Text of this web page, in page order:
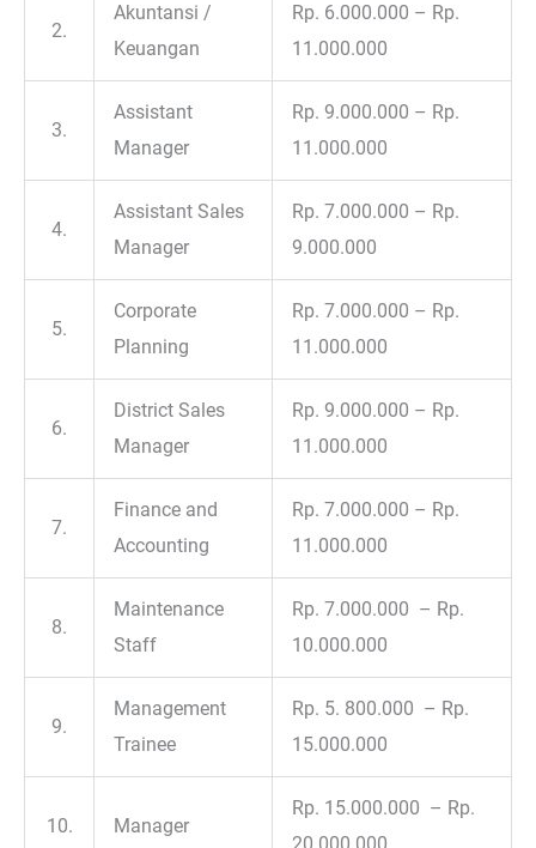
2.
Akuntansi /
Keuangan
Rp. 6.000.000 – Rp.
11.000.000
3.
Assistant
Manager
Rp. 9.000.000 – Rp.
11.000.000
4.
Assistant Sales
Manager
Rp. 7.000.000 – Rp.
9.000.000
5.
Corporate
Planning
Rp. 7.000.000 – Rp.
11.000.000
6.
District Sales
Manager
Rp. 9.000.000 – Rp.
11.000.000
7.
Finance and
Accounting
Rp. 7.000.000 – Rp.
11.000.000
8.
Maintenance
Staff
Rp. 7.000.000 – Rp.
10.000.000
9.
Management
Trainee
Rp. 5. 800.000 – Rp.
15.000.000
10. Manager
Rp. 15.000.000 – Rp.